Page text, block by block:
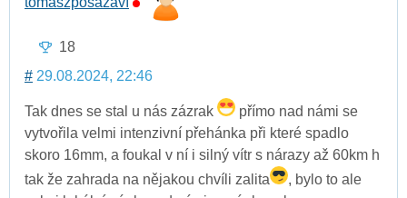
18
# 29.08.2024, 22:46
Tak dnes se stal u nás zázrak
přímo nad námi se
vytvořila velmi intenzivní přehánka při které spadlo
skoro 16mm, a foukal v ní i silný vítr s nárazy až 60km h
tak že zahrada na nějakou chvíli zalita
, bylo to ale